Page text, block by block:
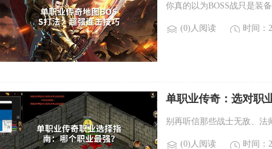
你真的以为BOSS战只是装
(0)人阅读 时间：
单职业传奇：选对职
别再听信那些战士无敌、法
(0)人阅读 时间：